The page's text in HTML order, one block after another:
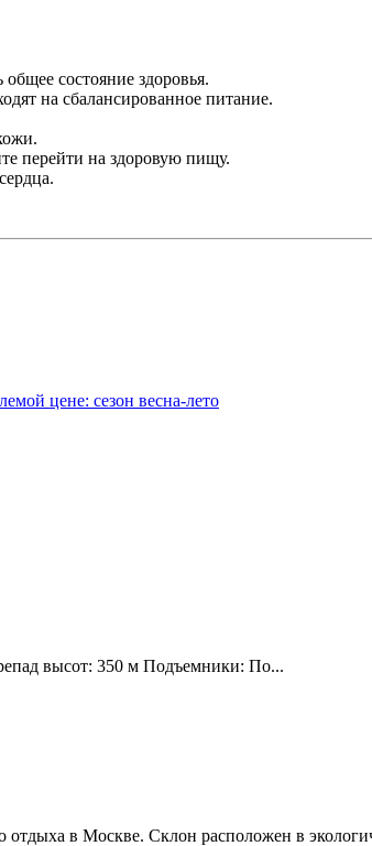
состояние здоровья.
на сбалансированное питание.
перейти на здоровую пищу.
цене: сезон весна-лето
высот: 350 м Подъемники: По...
в Москве. Склон расположен в